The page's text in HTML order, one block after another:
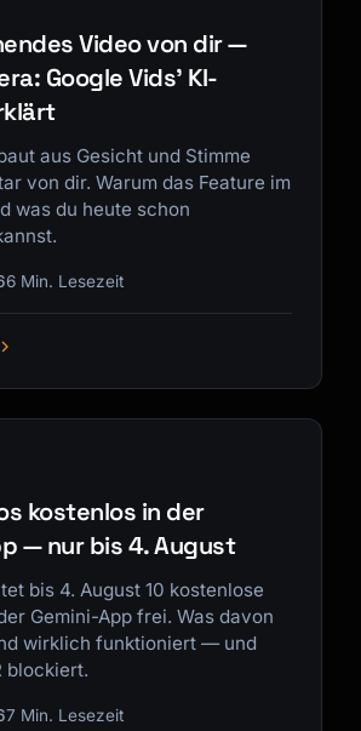
Video von dir —
Google Vids' KI-
aus Gesicht und Stimme
von dir. Warum das Feature im
was du heute schon
6 Min. Lesezeit
kostenlos in der
— nur bis 4. August
bis 4. August 10 kostenlose
Gemini-App frei. Was davon
wirklich funktioniert — und
blockiert.
7 Min. Lesezeit